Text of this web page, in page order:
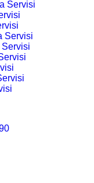
Servisi
Servisi